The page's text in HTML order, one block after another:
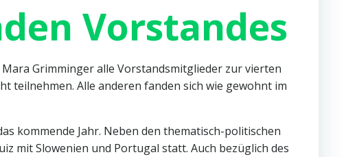
Vorstandes
Grimminger alle Vorstandsmitglieder zur vierten
teilnehmen. Alle anderen fanden sich wie gewohnt im
kommende Jahr. Neben den thematisch-politischen
mit Slowenien und Portugal statt. Auch bezüglich des